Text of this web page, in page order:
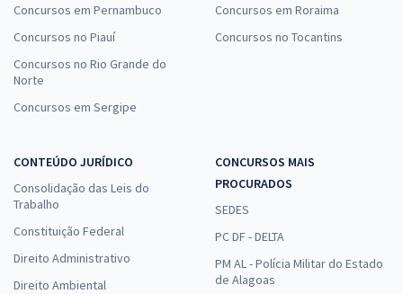
Concursos em Pernambuco
Concursos no Piauí
Concursos no Rio Grande do
Norte
Concursos em Sergipe
Concursos em Roraima
Concursos no Tocantins
CONTEÚDO JURÍDICO
Consolidação das Leis do
Trabalho
Constituição Federal
Direito Administrativo
Direito Ambiental
CONCURSOS MAIS
PROCURADOS
SEDES
PC DF - DELTA
PM AL - Polícia Militar do Estado
de Alagoas